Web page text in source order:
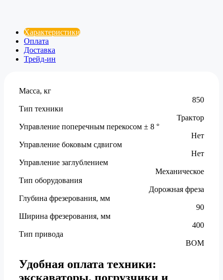
Характеристики
Оплата
Доставка
Трейд-ин
Масса, кг
850
Тип техники
Трактор
Управление поперечным перекосом ± 8 °
Нет
Управление боковым сдвигом
Нет
Управление заглублением
Механическое
Тип оборудования
Дорожная фреза
Глубина фрезерования, мм
90
Ширина фрезерования, мм
400
Тип привода
ВОМ
Удобная оплата техники:
экскаваторы, погрузчики и